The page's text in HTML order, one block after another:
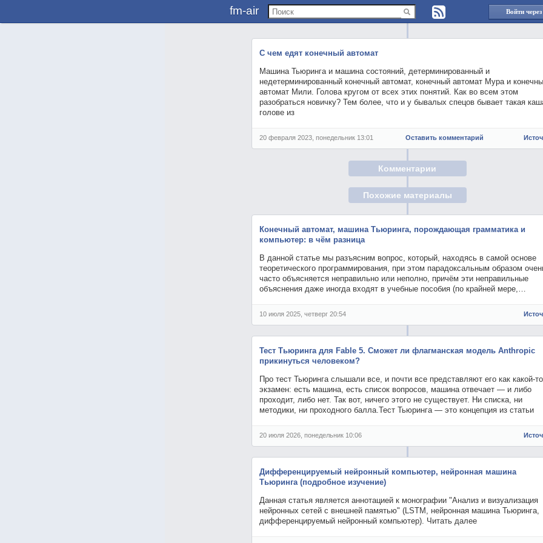
fm-air Войти
С чем едят конечный автомат
Машина Тьюринга и машина состояний, детерминированный и
недетерминированный конечный автомат, конечный автомат Мура и
автомат Мили. Голова кругом от всех этих понятий. Как во всем этом
разобраться новичку? Тем более, что и у бывалых спецов бывает такая
голове из
20 февраля 2023, понедельник 13:01 Оставить комментарий
Комментарии
Похожие материалы
Конечный автомат, машина Тьюринга, порождающая грамматика и
компьютер: в чём разница
В данной статье мы разъясним вопрос, который, находясь в самой основе
теоретического программирования, при этом парадоксальным образом
часто объясняется неправильно или неполно, причём эти неправильные
объяснения даже иногда входят в учебные пособия (по крайней мере,…
10 июля 2025, четверг 20:54
Тест Тьюринга для Fable 5. Сможет ли флагманская модель Anthropic
прикинуться человеком?
Про тест Тьюринга слышали все, и почти все представляют его как какой-то
экзамен: есть машина, есть список вопросов, машина отвечает — и либо
проходит, либо нет. Так вот, ничего этого не существует. Ни списка, ни
методики, ни проходного балла.Тест Тьюринга — это концепция из статьи
20 июля 2026, понедельник 10:06
Дифференцируемый нейронный компьютер, нейронная машина
Тьюринга (подробное изучение)
Данная статья является аннотацией к монографии "Анализ и визуализация
нейронных сетей с внешней памятью" (LSTM, нейронная машина Тьюринга,
дифференцируемый нейронный компьютер). Читать далее